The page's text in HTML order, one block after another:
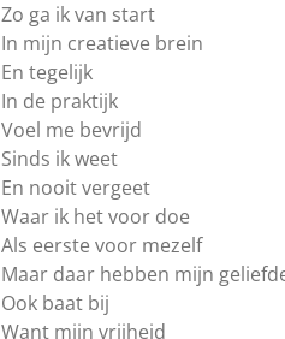
Zo ga ik van start
In mijn creatieve brein
En tegelijk
In de praktijk
Voel me bevrijd
Sinds ik weet
En nooit vergeet
Waar ik het voor doe
Als eerste voor mezelf
Maar daar hebben mijn
Ook baat bij
Want mijn vrijheid